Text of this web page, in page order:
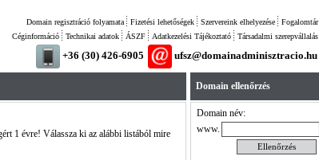
Fogalomtár
Szervereink elhelyezése
Fizetési lehetőségek
Domain regisztráció folyamata
Társadalmi szerepvállalás
Adatkezelési Tájékoztató
ÁSZF
Technikai adatok
Céginformáció
+36 (30) 426-6905 ufsz@domainadminisztracio.hu
1 évre! Válassza ki az alábbi listából mire
Domain ellenőrzés
Domain név:
www.